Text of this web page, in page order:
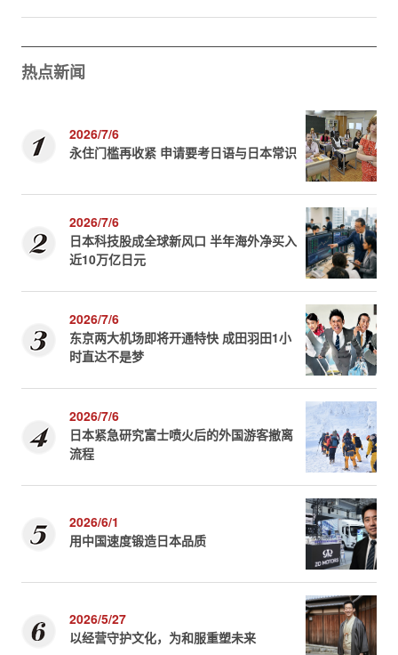
热点新闻
2026/7/6
永住门槛再收紧 申请要考日语与日本常识
2026/7/6
日本科技股成全球新风口 半年海外净买入
近10万亿日元
2026/7/6
东京两大机场即将开通特快 成田羽田1小
时直达不是梦
2026/7/6
日本紧急研究富士喷火后的外国游客撤离
流程
2026/6/1
用中国速度锻造日本品质
2026/5/27
以经营守护文化，为和服重塑未来